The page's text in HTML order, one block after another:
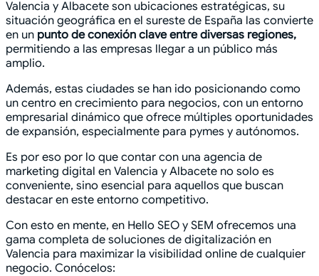
Valencia y Albacete son ubicaciones estratégicas, su
situación geográfica en el sureste de España las convierte
en un punto de conexión clave entre diversas regiones,
permitiendo a las empresas llegar a un público más
amplio.
Además, estas ciudades se han ido posicionando como
un centro en crecimiento para negocios, con un entorno
empresarial dinámico que ofrece múltiples oportunidades
de expansión, especialmente para pymes y autónomos.
Es por eso por lo que contar con una agencia de
marketing digital en Valencia y Albacete no solo es
conveniente, sino esencial para aquellos que buscan
destacar en este entorno competitivo.
Con esto en mente, en Hello SEO y SEM ofrecemos una
gama completa de soluciones de digitalización en
Valencia para maximizar la visibilidad online de cualquier
negocio. Conócelos: